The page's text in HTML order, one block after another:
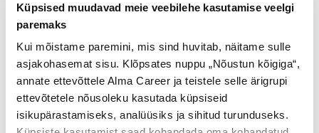
Küpsised muudavad meie veebilehe kasutamise veelgi
paremaks
Kui mõistame paremini, mis sind huvitab, näitame sulle
asjakohasemat sisu. Klõpsates nuppu „Nõustun kõigiga“,
annate ettevõttele Alma Career ja teistele selle ärigrupi
ettevõtetele nõusoleku kasutada küpsiseid
isikupärastamiseks, analüüsiks ja sihitud turunduseks.